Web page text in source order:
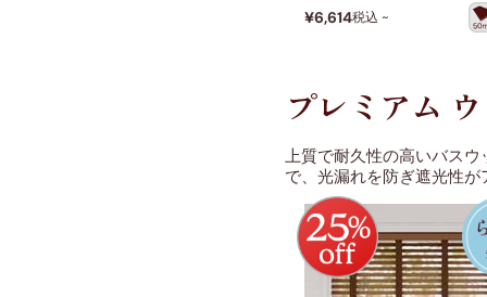
¥6,614税込 ~
プレミアム
上質で耐久性の高いバス
で、光漏れを防ぎ遮光性